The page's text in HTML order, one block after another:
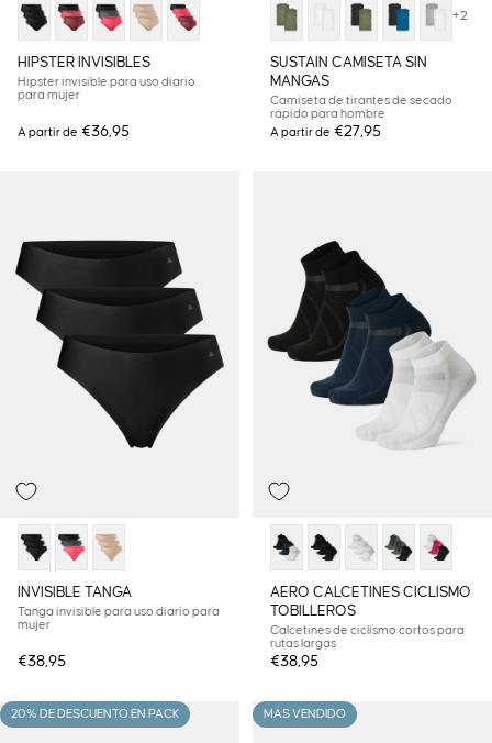
HIPSTER INVISIBLES
Hipster invisible para uso diario
para mujer
A partir de €36,95
+2
SUSTAIN CAMISETA SIN
MANGAS
Camiseta de tirantes de secado
rápido para hombre
A partir de €27,95
INVISIBLE TANGA
Tanga invisible para uso diario para
mujer
€38,95
AERO CALCETINES CICLISMO
TOBILLEROS
Calcetines de ciclismo cortos para
rutas largas
€38,95
20% DE DESCUENTO EN PACK MÁS VENDIDO